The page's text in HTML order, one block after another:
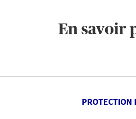
En savoir
PROTECTION